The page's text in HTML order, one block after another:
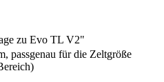
zu Evo TL V2"
passgenau für die Zeltgröße